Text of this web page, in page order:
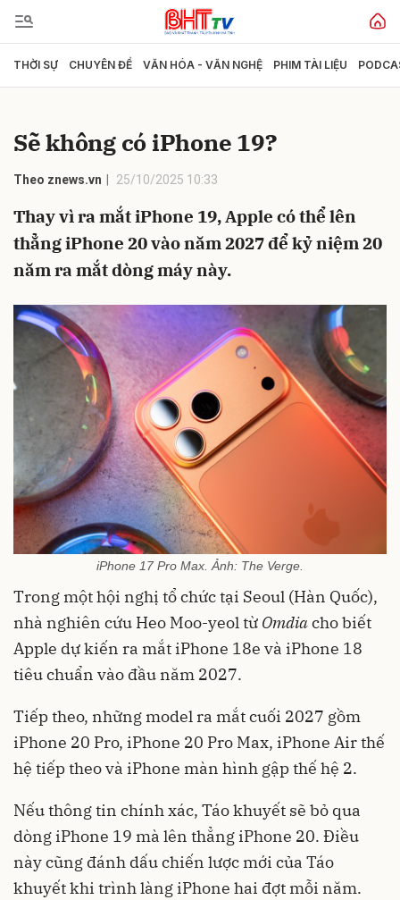
THỜI SỰ CHUYÊN ĐỀ VĂN HÓA - VĂN NGHỆ PHIM TÀI LIỆU
Sẽ không có iPhone 19?
Theo znews.vn 25/10/2025 10:33
Thay vì ra mắt iPhone 19, Apple có thể lên
thẳng iPhone 20 vào năm 2027 để kỷ niệm 20
năm ra mắt dòng máy này.
iPhone 17 Pro Max. Ảnh: The Verge.
Trong một hội nghị tổ chức tại Seoul (Hàn Quốc),
nhà nghiên cứu Heo Moo-yeol từ Omdiacho biết
Apple dự kiến ra mắt iPhone 18e và iPhone 18
tiêu chuẩn vào đầu năm 2027.
Tiếp theo, những model ra mắt cuối 2027 gồm
iPhone 20 Pro, iPhone 20 Pro Max, iPhone Air thế
hệ tiếp theo và iPhone màn hình gập thế hệ 2.
Nếu thông tin chính xác, Táo khuyết sẽ bỏ qua
dòng iPhone 19 mà lên thẳng iPhone 20. Điều
này cũng đánh dấu chiến lược mới của Táo
khuyết khi trình làng iPhone hai đợt mỗi năm.
Gửi bình luận